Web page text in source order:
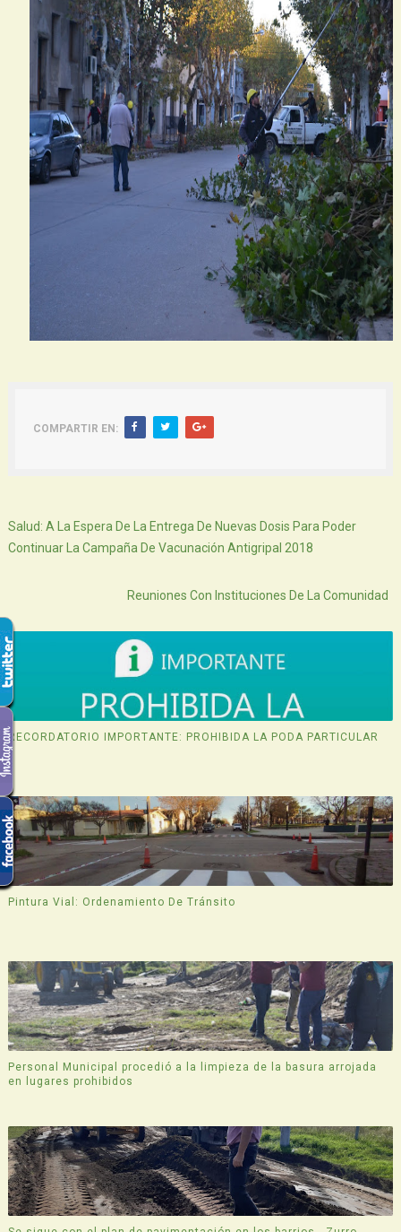
COMPARTIR EN:
Salud: A La Espera De La Entrega De Nuevas Dosis Para Poder
Continuar La Campaña De Vacunación Antigripal 2018
Reuniones Con Instituciones De La Comunidad
RECORDATORIO IMPORTANTE: PROHIBIDA LA PODA PARTICULAR
Pintura Vial: Ordenamiento De Tránsito
Personal Municipal procedió a la limpieza de la basura arrojada
en lugares prohibidos